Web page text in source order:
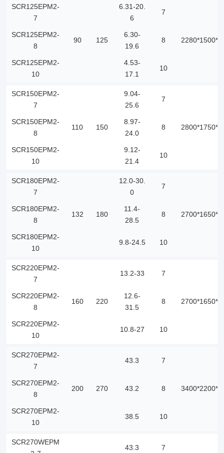
SCR125EPM2-
7
90 125
6.31-20.
6
7
SCR125EPM2-
8
6.30-
19.6
8
SCR125EPM2-
10
4.53-
17.1
10
SCR150EPM2-
7
110 150
9.04-
25.6
7
SCR150EPM2-
8
8.97-
24.0
8
SCR150EPM2-
10
9.12-
21.4
10
SCR180EPM2-
7
132 180
12.0-30.
0
7
SCR180EPM2-
8
11.4-
28.5
8
SCR180EPM2-
10
9.8-24.5 10
SCR220EPM2-
7
160 220
13.2-33 7
SCR220EPM2-
8
12.6-
31.5
8
SCR220EPM2-
10
10.8-27 10
SCR270EPM2-
7
200 270
43.3 7
SCR270EPM2-
8
43.2 8
SCR270EPM2-
10
38.5 10
SCR270WEPM
43.3 7